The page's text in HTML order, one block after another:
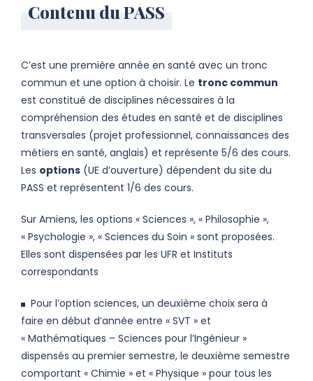
Contenu du PASS
C’est une première année en santé avec un tronc
commun et une option à choisir. Le tronc commun
est constitué de disciplines nécessaires à la
compréhension des études en santé et de disciplines
transversales (projet professionnel, connaissances des
métiers en santé, anglais) et représente 5/6 des cours.
Les options (UE d’ouverture) dépendent du site du
PASS et représentent 1/6 des cours.
Sur Amiens, les options « Sciences », « Philosophie »,
« Psychologie », « Sciences du Soin » sont proposées.
Elles sont dispensées par les UFR et Instituts
correspondants
Pour l’option sciences, un deuxième choix sera à
faire en début d’année entre « SVT » et
« Mathématiques – Sciences pour l’Ingénieur »
dispensés au premier semestre, le deuxième semestre
comportant « Chimie » et « Physique » pour tous les